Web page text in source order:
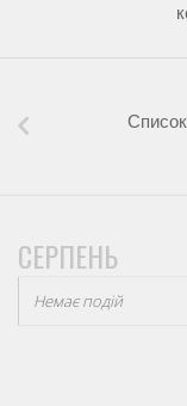
СЕРПЕНЬ
Немає подій